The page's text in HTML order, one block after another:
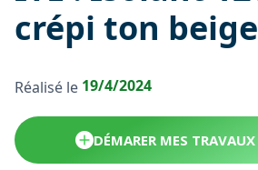
crépi ton beige
Réalisé le 19/4/2024
DÉMARER MES TRAVAUX